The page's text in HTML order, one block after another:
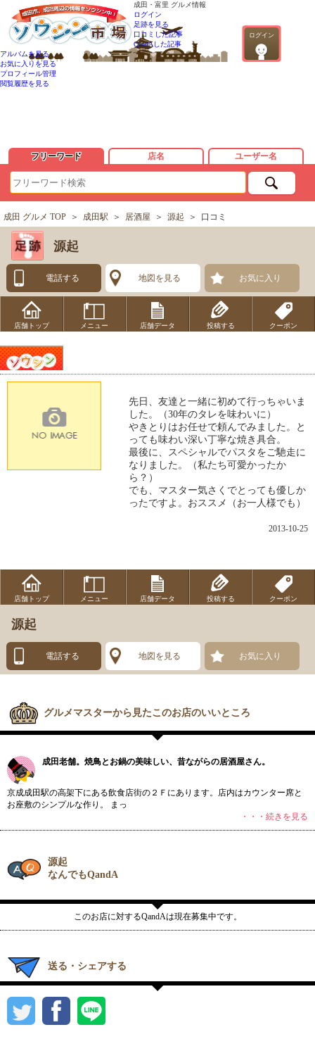
成田・富里 グルメ情報
ログイン
ログイン
足跡を見る
口コミした記事
QandAした記事
アルバムを見る
お気に入りを見る
プロフィール管理
閲覧履歴を見る
フリーワード 店名 ユーザー名
成田 グルメ TOP ＞ 成田駅 ＞ 居酒屋 ＞ 源起 ＞ 口コミ
源起
電話する 地図を見る お気に入り
店舗トップ メニュー 店舗データ 投稿する クーポン
先日、友達と一緒に初めて行っちゃいま
した。（30年のタレを味わいに）
やきとりはお任せで頼んでみました。と
っても味わい深い丁寧な焼き具合。
最後に、スペシャルでパスタをご馳走に
なりました。（私たち可愛かったか
ら？）
でも、マスター気さくでとっても優しか
ったですよ。おススメ（お一人様でも）
2013-10-25
店舗トップ メニュー 店舗データ 投稿する クーポン
源起
電話する 地図を見る お気に入り
グルメマスターから見たこのお店のいいところ
成田老舗。焼鳥とお鍋の美味しい、昔ながらの居酒屋さん。
京成成田駅の高架下にある飲食店街の２Ｆにあります。店内はカウンター席と
お座敷のシンプルな作り。 まっ
・・・続きを見る
源起
なんでもQandA
このお店に対するQandAは現在募集中です。
送る・シェアする